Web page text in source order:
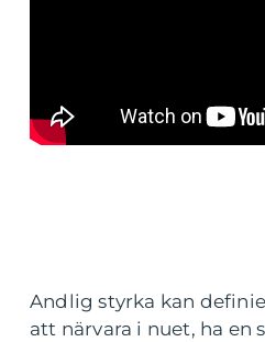
Andlig styrka kan
att närvara i nuet, ha en